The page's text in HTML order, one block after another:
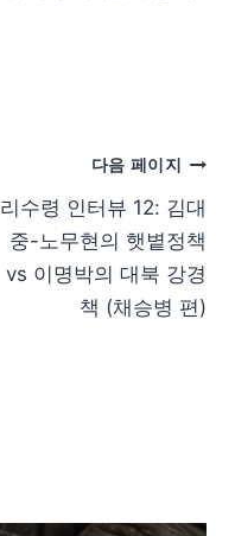
다음 페이지
리수령 인터뷰 12: 김대
중-노무현의 햇볕정책
vs 이명박의 대북 강경
책 (채승병 편)